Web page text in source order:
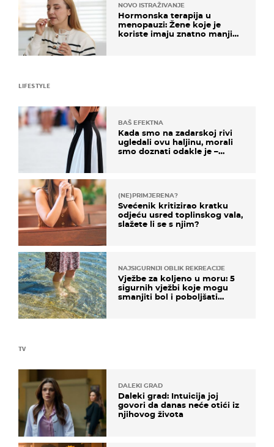
NOVO ISTRAŽIVANJE
Hormonska terapija u
menopauzi: Žene koje je
koriste imaju znatno manji
TV
DALEKI GRAD
Daleki grad: Intuicija joj
govori da danas neće otići iz
njihovog života
LIFESTYLE
BAŠ EFEKTNA
Kada smo na zadarskoj rivi
ugledali ovu haljinu, morali
smo doznati odakle je –
(NE)PRIMJERENA?
Svećenik kritizirao kratku
odjeću usred toplinskog vala,
slažete li se s njim?
NAJSIGURNIJI OBLIK REKREACIJE
Vježbe za koljeno u moru: 5
sigurnih vježbi koje mogu
smanjiti bol i poboljšati